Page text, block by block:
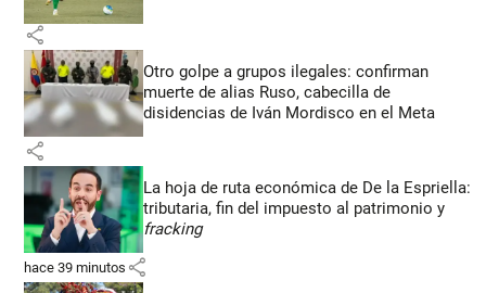
share
Otro golpe a grupos ilegales: confirman
muerte de alias Ruso, cabecilla de
disidencias de Iván Mordisco en el Meta
share
La hoja de ruta económica de De la Espriella:
tributaria, fin del impuesto al patrimonio y
fracking
hace 39 minutos share